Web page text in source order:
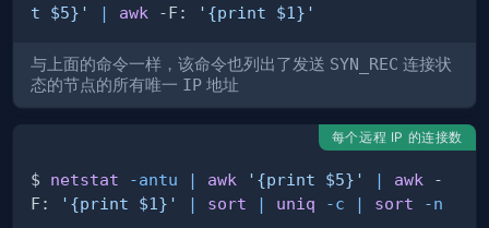
t $5}'
| awk -F: '{print $1}'
与上面的命令一样，该命令也列出了发送 SYN_REC 连接状
态的节点的所有唯一 IP 地址
每个远程 IP 的连接数
$ netstat -antu | awk '{print $5}' | awk -
F:
'{print $1}' | sort | uniq -c | sort -n